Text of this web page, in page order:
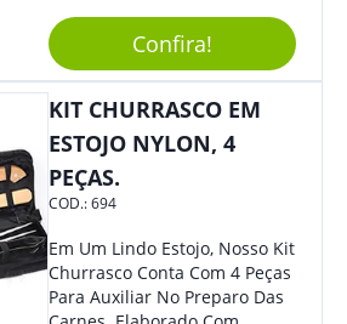
Anotações Com Post-It E
Caneta. Elaborado A Partir De
Material Reciclado, O Brinde
Também É Prático, Tornando-
Se Assim Excelente Para Uso
Cotidiano. Perfeito, Não É?!
Confira!
KIT CHURRASCO EM
ESTOJO NYLON, 4
PEÇAS.
COD.:694
Em Um Lindo Estojo, Nosso Kit
Churrasco Conta Com 4 Peças
Para Auxiliar No Preparo Das